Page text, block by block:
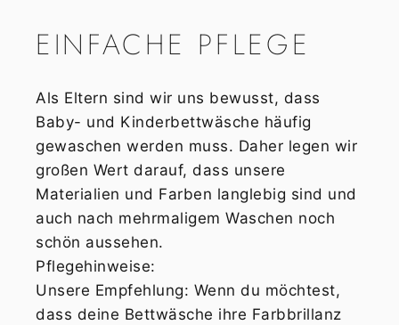
EINFACHE PFLEGE
Als Eltern sind wir uns bewusst, dass
Baby- und Kinderbettwäsche häufig
gewaschen werden muss. Daher legen wir
großen Wert darauf, dass unsere
Materialien und Farben langlebig sind und
auch nach mehrmaligem Waschen noch
schön aussehen.
Pflegehinweise:
Unsere Empfehlung: Wenn du möchtest,
dass deine Bettwäsche ihre Farbbrillanz